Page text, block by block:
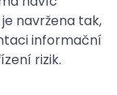
navržena tak,
informační
rizik.